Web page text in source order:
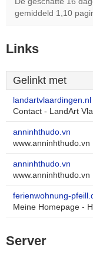
gemiddeld 1,10
Links
Gelinkt met
landartvlaardingen.nl
Contact - LandArt
anninhthudo.vn
www.anninhthudo.vn
anninhthudo.vn
www.anninhthudo.vn
ferienwohnung-
Meine Homepage -
Server